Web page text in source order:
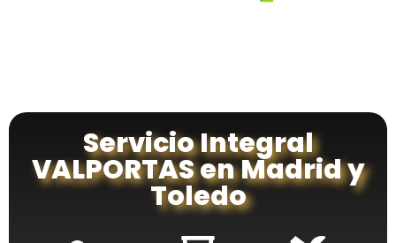
Servicio Integral
VALPORTAS en Madrid y
Toledo